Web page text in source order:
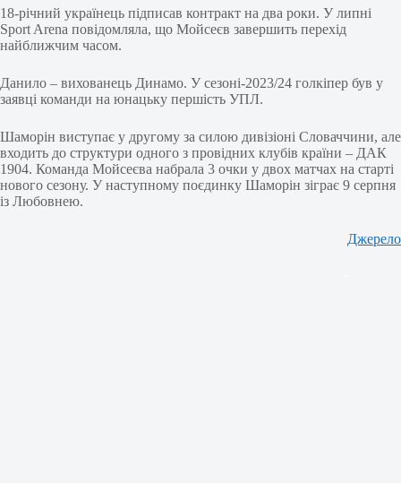
18-річний українець підписав контракт на два роки. У липні
Sport Arena повідомляла, що Мойсеєв завершить перехід
найближчим часом.
Данило – вихованець Динамо. У сезоні-2023/24 голкіпер був у
заявці команди на юнацьку першість УПЛ.
Шаморін виступає у другому за силою дивізіоні Словаччини, але
входить до структури одного з провідних клубів країни – ДАК
1904. Команда Мойсеєва набрала 3 очки у двох матчах на старті
нового сезону. У наступному поєдинку Шаморін зіграє 9 серпня
із Любовнею.
Джерело